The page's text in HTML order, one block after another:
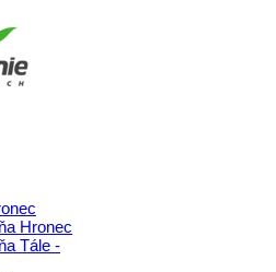
Hronec
Tále -